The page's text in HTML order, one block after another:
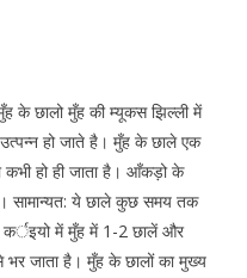
के छालो मुँह की म्यूकस झिल्ली में
हो जाते है। मुँह के छाले एक
कभी हो ही जाता है। आँकड़ो के
सामान्यत: ये छाले कुछ समय तक
कर्इयो में मुँह में 1-2 छालें और
जाता है। मुँह के छालों का मुख्य